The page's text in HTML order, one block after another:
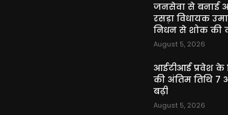
जनसेवा से बनाई
रसड़ा विधायक
निधन से शोक की
August 5, 2026
आईटीआई प्रवेश
की अंतिम तिथि
बढ़ी
August 5, 2026